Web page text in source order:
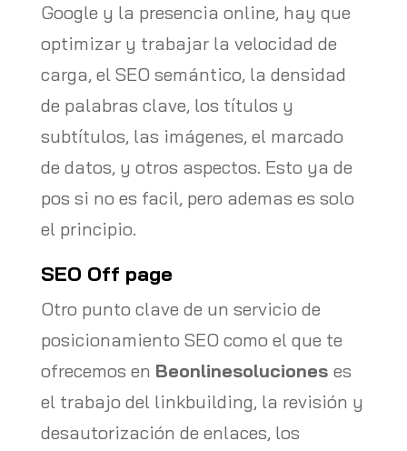
Google y la presencia online, hay que
optimizar y trabajar la velocidad de
carga, el SEO semántico, la densidad
de palabras clave, los títulos y
subtítulos, las imágenes, el marcado
de datos, y otros aspectos. Esto ya de
pos si no es facil, pero ademas es solo
el principio.
SEO Off page
Otro punto clave de un servicio de
posicionamiento SEO como el que te
ofrecemos en Beonlinesoluciones es
el trabajo del linkbuilding, la revisión y
desautorización de enlaces, los